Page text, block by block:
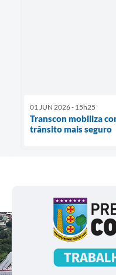
01 JUN 2026 - 15h25
Transcon mobiliza
trânsito mais seguro